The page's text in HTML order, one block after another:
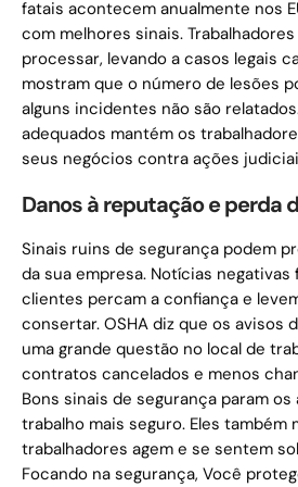
fatais acontecem anualmente nos
com melhores sinais.
processar, levando a casos legais
mostram que o número de lesões
alguns incidentes não são
adequados mantém os
seus negócios contra ações
Danos à reputação e perda
Sinais ruins de segurança podem
da sua empresa. Notícias negativas
clientes percam a confiança e
consertar. OSHA diz que os avisos
uma grande questão no local de
contratos cancelados e menos
Bons sinais de segurança param
trabalho mais seguro. Eles também
trabalhadores agem e se sentem
Focando na segurança, Você